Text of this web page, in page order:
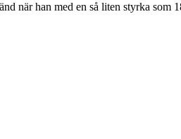
när han med en så liten styrka